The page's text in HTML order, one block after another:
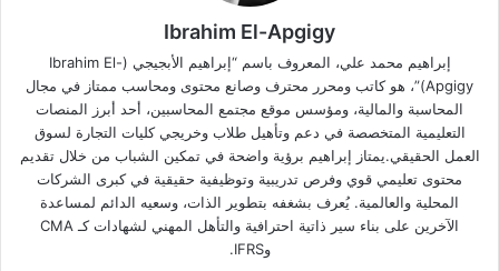
Ibrahim El-Apgigy
إبراهيم محمد علي، المعروف باسم “إبراهيم الأبجيجي (Ibrahim El-
Apgigy)”، هو كاتب ومحرر محترف وصانع محتوى ومحاسب ممتاز في مجال
المحاسبة والمالية، ومؤسس موقع مجتمع المحاسبين، أحد أبرز المنصات
التعليمية المتخصصة في دعم وتأهيل طلاب وخريجي كليات التجارة لسوق
العمل الحقيقي.يمتاز إبراهيم برؤية واضحة في تمكين الشباب من خلال تقديم
محتوى تعليمي قوي وفرص تدريبية وتوظيفية حقيقية في كبرى الشركات
المحلية والعالمية. يُعرف بشغفه بتطوير الذات، وسعيه الدائم لمساعدة
الآخرين على بناء سير ذاتية احترافية والتأهل المهني لشهادات كـ CMA
وIFRS.